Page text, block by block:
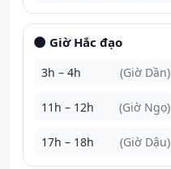
🌑 Giờ Hắc đạo
3h – 4h (Giờ Dần)
11h – 12h (Giờ Ngọ)
17h – 18h (Giờ Dậu)